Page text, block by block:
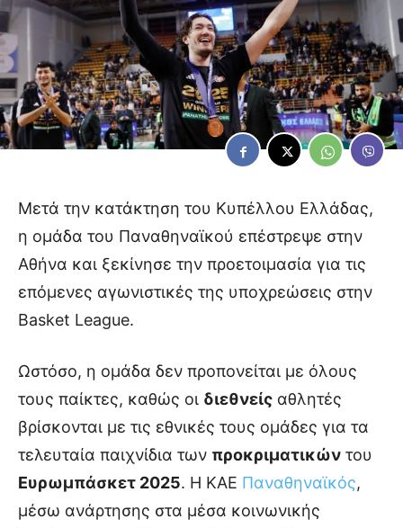
Μετά την κατάκτηση του Κυπέλλου Ελλάδας,
η ομάδα του Παναθηναϊκού επέστρεψε στην
Αθήνα και ξεκίνησε την προετοιμασία για τις
επόμενες αγωνιστικές της υποχρεώσεις στην
Basket League.
Ωστόσο, η ομάδα δεν προπονείται με όλους
τους παίκτες, καθώς οι διεθνείς αθλητές
βρίσκονται με τις εθνικές τους ομάδες για τα
τελευταία παιχνίδια των προκριματικών του
Ευρωμπάσκετ 2025. Η ΚΑΕ Παναθηναϊκός,
μέσω ανάρτησης στα μέσα κοινωνικής